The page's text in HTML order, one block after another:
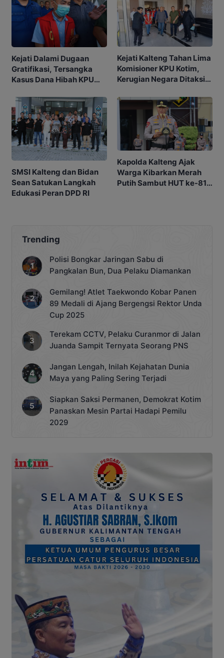
Kejati Dalami Dugaan
Gratifikasi, Tersangka
Kasus Dana Hibah KPU
Kejati Kalteng Tahan Lima
Komisioner KPU Kotim,
Kerugian Negara Ditaksir
SMSI Kalteng dan Bidan
Sean Satukan Langkah
Edukasi Peran DPD RI
Kapolda Kalteng Ajak
Warga Kibarkan Merah
Putih Sambut HUT ke-81
Trending
Polisi Bongkar Jaringan Sabu di
Pangkalan Bun, Dua Pelaku Diamankan
Gemilang! Atlet Taekwondo Kobar Panen
89 Medali di Ajang Bergengsi Rektor Unda
Cup 2025
Terekam CCTV, Pelaku Curanmor di Jalan
Juanda Sampit Ternyata Seorang PNS
Jangan Lengah, Inilah Kejahatan Dunia
Maya yang Paling Sering Terjadi
Siapkan Saksi Permanen, Demokrat Kotim
Panaskan Mesin Partai Hadapi Pemilu
2029